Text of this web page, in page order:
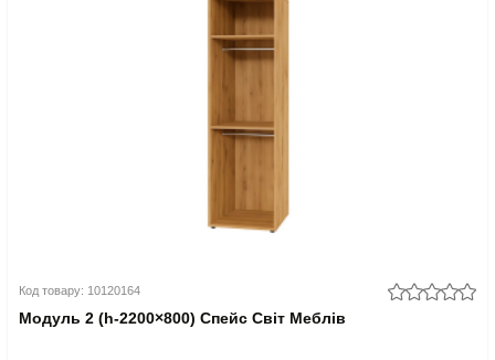
Код товару: 10120164
Модуль 2 (h-2200×800) Спейс Світ Меблів